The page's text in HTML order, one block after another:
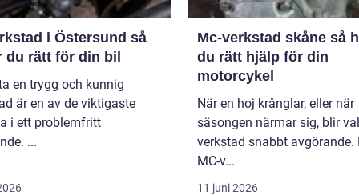
i Östersund så
du rätt för din bil
en trygg och kunnig
är en av de viktigaste
i ett problemfritt
...
Mc-verkstad skåne så hittar
du rätt hjälp för din
motorcykel
När en hoj krånglar, eller när
säsongen närmar sig, blir
verkstad snabbt avgörande.
MC-v...
11 juni 2026